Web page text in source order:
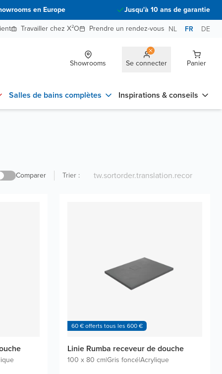
en Europe
Jusqu'à 10 ans de garantie
Travailler chez X²O Prendre un rendez-vous NL FR DE
Showrooms Se connecter Panier
Salles de bains complètes Inspirations & conseils
Comparer Trier :
60 € offerts tous les 600 €
Linie Rumba receveur de douche
100 x 80 cm|Gris foncé|Acrylique